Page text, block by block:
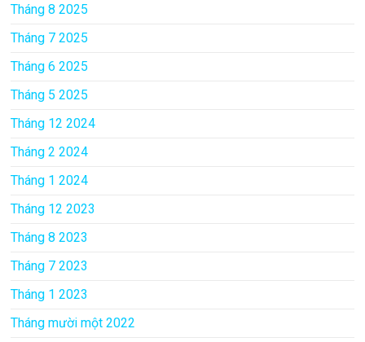
Tháng 8 2025
Tháng 7 2025
Tháng 6 2025
Tháng 5 2025
Tháng 12 2024
Tháng 2 2024
Tháng 1 2024
Tháng 12 2023
Tháng 8 2023
Tháng 7 2023
Tháng 1 2023
Tháng mười một 2022